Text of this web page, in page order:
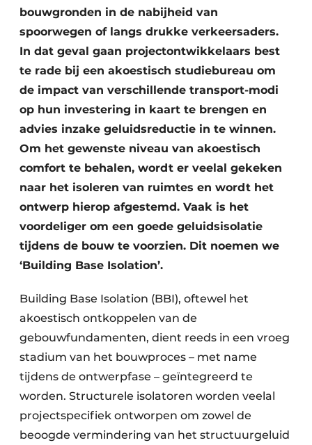
Dak & Gevel
Houtbouw
HVAC
Interieurarchitectuur
Keukens
Renovatie
Toegangscontrole
Veiligheid & Opleiding
Zonwering
bouwgronden in de nabijheid van
spoorwegen of langs drukke verkeersaders.
In dat geval gaan projectontwikkelaars best
te rade bij een akoestisch studiebureau om
de impact van verschillende transport-modi
op hun investering in kaart te brengen en
advies inzake geluidsreductie in te winnen.
Om het gewenste niveau van akoestisch
comfort te behalen, wordt er veelal gekeken
naar het isoleren van ruimtes en wordt het
ontwerp hierop afgestemd. Vaak is het
voordeliger om een goede geluidsisolatie
tijdens de bouw te voorzien. Dit noemen we
‘Building Base Isolation’.
Building Base Isolation (BBI), oftewel het
akoestisch ontkoppelen van de
gebouwfundamenten, dient reeds in een vroeg
stadium van het bouwproces – met name
tijdens de ontwerpfase – geïntegreerd te
worden. Structurele isolatoren worden veelal
projectspecifiek ontworpen om zowel de
beoogde vermindering van het structuurgeluid